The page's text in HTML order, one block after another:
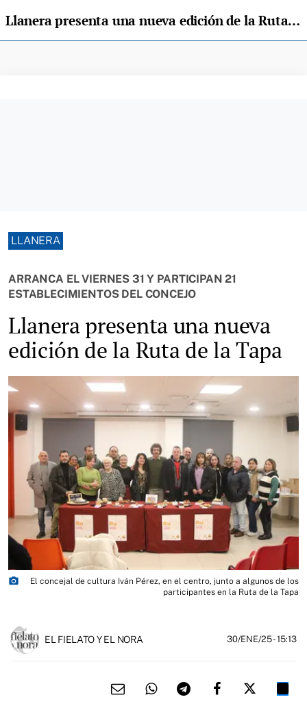
Llanera presenta una nueva edición de la Ruta de la Tapa
LLANERA
ARRANCA EL VIERNES 31 Y PARTICIPAN 21
ESTABLECIMIENTOS DEL CONCEJO
Llanera presenta una nueva
edición de la Ruta de la Tapa
photo_camera
El concejal de cultura Iván Pérez, en el centro, junto a algunos de los
participantes en la Ruta de la Tapa
EL FIELATO Y EL NORA 30/ENE/25- 15:13